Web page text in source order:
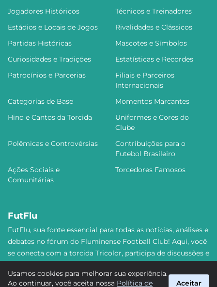
Jogadores Históricos
Técnicos e Treinadores
Estádios e Locais de Jogos
Rivalidades e Clássicos
Partidas Históricas
Mascotes e Símbolos
Curiosidades e Tradições
Estatísticas e Recordes
Patrocínios e Parcerias
Filiais e Parceiros
Internacionais
Categorias de Base
Momentos Marcantes
Hino e Cantos da Torcida
Uniformes e Cores do
Clube
Polêmicas e Controvérsias
Contribuições para o
Futebol Brasileiro
Ações Sociais e
Comunitárias
Torcedores Famosos
FutFlu
FutFlu, sua fonte essencial para todas as notícias, análises e
debates no fórum do Fluminense Football Club! Aqui, você
se conecta com a torcida Tricolor, participa de discussões e
perca nenhum lance e esteja sempre junto do Time de
Usamos cookies para melhorar sua experiência.
Ao continuar, você aceita nossa Política de Aceitar